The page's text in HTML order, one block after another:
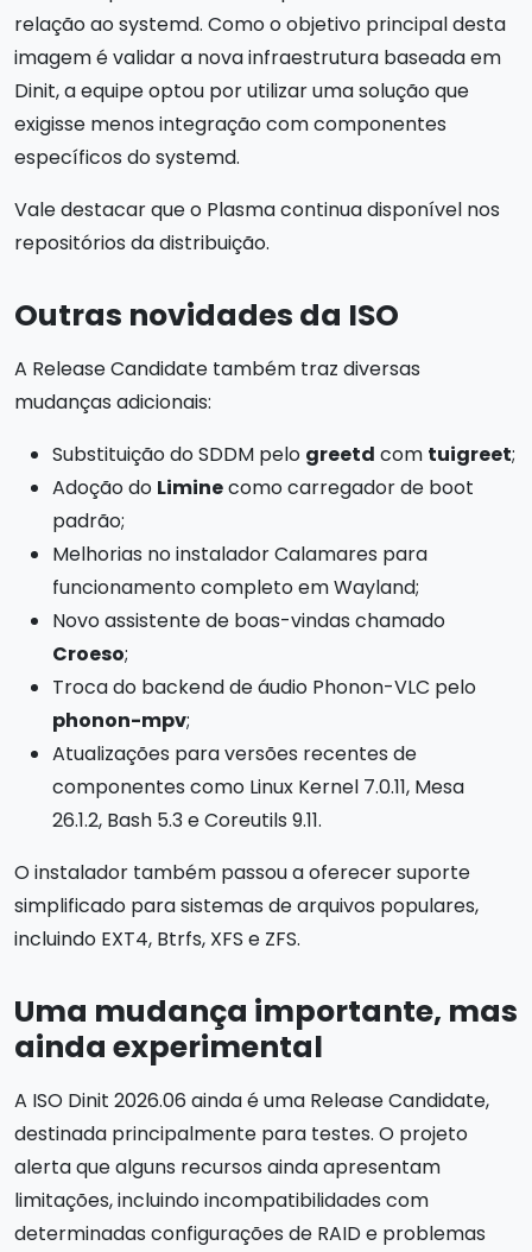
relação ao systemd. Como o objetivo principal desta
imagem é validar a nova infraestrutura baseada em
Dinit, a equipe optou por utilizar uma solução que
exigisse menos integração com componentes
específicos do systemd.
Vale destacar que o Plasma continua disponível nos
repositórios da distribuição.
Outras novidades da ISO
A Release Candidate também traz diversas
mudanças adicionais:
Substituição do SDDM pelo greetd com tuigreet;
Adoção do Liminecomo carregador de boot
padrão;
Melhorias no instalador Calamares para
funcionamento completo em Wayland;
Novo assistente de boas-vindas chamado
Croeso;
Troca do backend de áudio Phonon-VLC pelo
phonon-mpv;
Atualizações para versões recentes de
componentes como Linux Kernel 7.0.11, Mesa
26.1.2, Bash 5.3 e Coreutils 9.11.
O instalador também passou a oferecer suporte
simplificado para sistemas de arquivos populares,
incluindo EXT4, Btrfs, XFS e ZFS.
Uma mudança importante, mas
ainda experimental
A ISO Dinit 2026.06 ainda é uma Release Candidate,
destinada principalmente para testes. O projeto
alerta que alguns recursos ainda apresentam
limitações, incluindo incompatibilidades com
determinadas configurações de RAID e problemas